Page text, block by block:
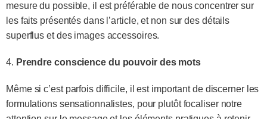
mesure du possible, il est préférable de nous concentrer sur
les faits présentés dans l’article, et non sur des détails
superflus et des images accessoires.
4. Prendre conscience du pouvoir des mots
Même si c’est parfois difficile, il est important de discerner les
formulations sensationnalistes, pour plutôt focaliser notre